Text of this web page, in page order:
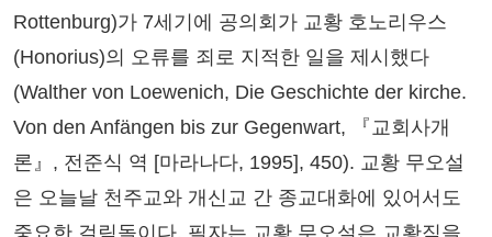
Rottenburg)가 7세기에 공의회가 교황 호노리우스
(Honorius)의 오류를 죄로 지적한 일을 제시했다
(Walther von Loewenich, Die Geschichte der kirche.
Von den Anfängen bis zur Gegenwart, 『교회사개
론』, 전준식 역 [마라나다, 1995], 450). 교황 무오설
은 오늘날 천주교와 개신교 간 종교대화에 있어서도